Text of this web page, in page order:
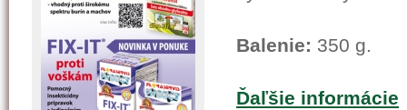
Balenie: 350 g.
Ďaľšie informácie